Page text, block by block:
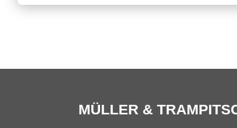
MÜLLER &